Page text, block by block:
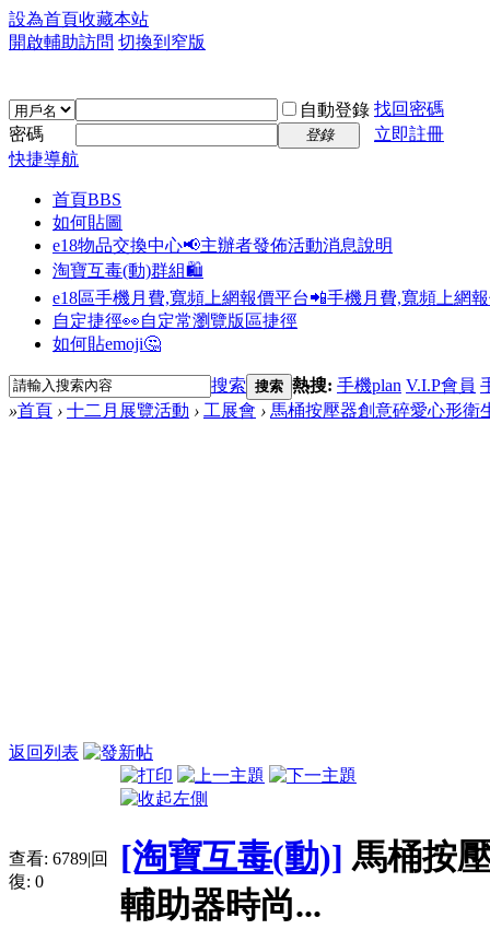
設為首頁收藏本站
開啟輔助訪問 切換到窄版
自動登錄 找回密碼
密碼
登錄
立即註冊
快捷導航
首頁BBS
如何貼圖
e18物品交換中心📢主辦者發佈活動消息說明
淘寶互毒(動)群組🛍️
e18區手機月費,寬頻上網報價平台📲手機月費,寬頻上網
自定捷徑👀自定常瀏覽版區捷徑
如何貼emoji🤔
搜索 搜索 熱搜: 手機plan V.I.P會員
»首頁 › 十二月展覽活動 › 工展會 › 馬桶按壓器創意碎愛心形衛
返回列表
查看: 6789|回
復: 0
[淘寶互毒(動)] 馬桶按
輔助器時尚...